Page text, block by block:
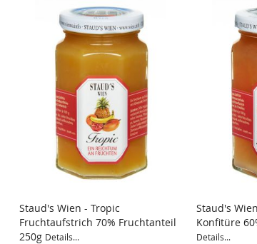
Staud's Wien - Tropic
Fruchtaufstrich 70% Fruchtanteil
250g Details...
Staud's
Konfitüre
Details...